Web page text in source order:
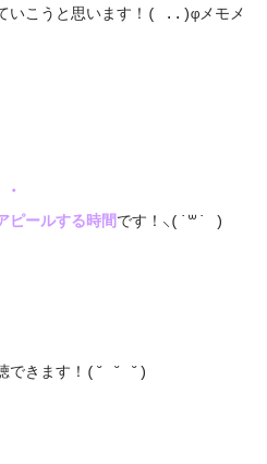
いこうと思います！( ..)φメモメ
ピールする時間です！⸜(˙꒳​˙ )
できます！(˘ ˘ ˘)